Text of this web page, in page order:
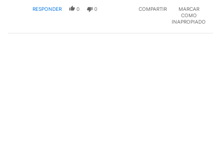
RESPONDER 0 0 COMPARTIR
MARCAR
COMO
INAPROPIADO